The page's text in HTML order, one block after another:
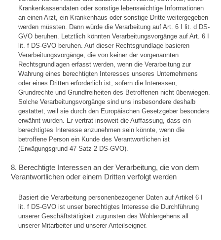
Krankenkassendaten oder sonstige lebenswichtige Informationen
an einen Arzt, ein Krankenhaus oder sonstige Dritte weitergegeben
werden müssten. Dann würde die Verarbeitung auf Art. 6 I lit. d DS-
GVO beruhen. Letztlich könnten Verarbeitungsvorgänge auf Art. 6 I
lit. f DS-GVO beruhen. Auf dieser Rechtsgrundlage basieren
Verarbeitungsvorgänge, die von keiner der vorgenannten
Rechtsgrundlagen erfasst werden, wenn die Verarbeitung zur
Wahrung eines berechtigten Interesses unseres Unternehmens
oder eines Dritten erforderlich ist, sofern die Interessen,
Grundrechte und Grundfreiheiten des Betroffenen nicht überwiegen.
Solche Verarbeitungsvorgänge sind uns insbesondere deshalb
gestattet, weil sie durch den Europäischen Gesetzgeber besonders
erwähnt wurden. Er vertrat insoweit die Auffassung, dass ein
berechtigtes Interesse anzunehmen sein könnte, wenn die
betroffene Person ein Kunde des Verantwortlichen ist
(Erwägungsgrund 47 Satz 2 DS-GVO).
8. Berechtigte Interessen an der Verarbeitung, die von dem
Verantwortlichen oder einem Dritten verfolgt werden
Basiert die Verarbeitung personenbezogener Daten auf Artikel 6 I
lit. f DS-GVO ist unser berechtigtes Interesse die Durchführung
unserer Geschäftstätigkeit zugunsten des Wohlergehens all
unserer Mitarbeiter und unserer Anteilseigner.